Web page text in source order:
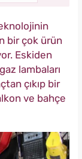
bir çok ürün
Eskiden
lambaları
çıkıp bir
ve bahçe